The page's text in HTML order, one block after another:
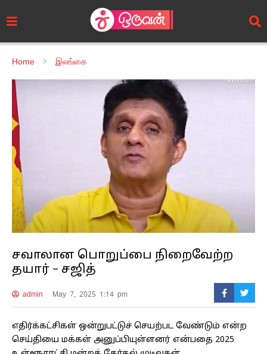
Home இலங்கை
சவாலான பொறுப்பை நிறைவேற்ற
தயார் – சஜித்
admin May 7, 2025 1:14 pm
எதிர்க்கட்சிகள் ஒன்றுபட்டுச் செயற்பட வேண்டும் என்ற
செய்தியை மக்கள் அனுப்பியுள்ளனர் என்பதை 2025